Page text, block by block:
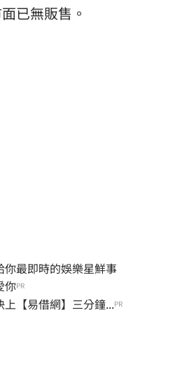
已無販售。
最即時的娛樂星鮮事
你PR
【易借網】三分鐘...PR